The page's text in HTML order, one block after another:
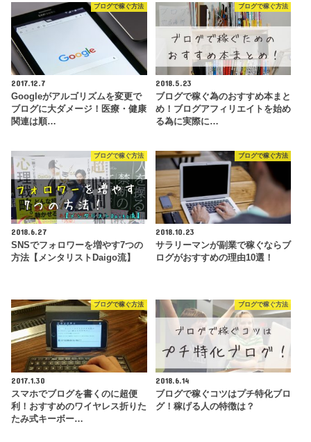
ブログで稼ぐ方法
2017.12.7
Googleがアルゴリズムを変更で
ブログに大ダメージ！医療・健康
関連は順…
ブログで稼ぐ方法
2018.5.23
ブログで稼ぐ為のおすすめ本まと
め！ブログアフィリエイトを始め
る為に実際に…
ブログで稼ぐ方法
2018.6.27
SNSでフォロワーを増やす7つの
方法【メンタリストDaigo流】
ブログで稼ぐ方法
2018.10.23
サラリーマンが副業で稼ぐならブ
ログがおすすめの理由10選！
ブログで稼ぐ方法
2017.1.30
スマホでブログを書くのに超便
利！おすすめのワイヤレス折りた
たみ式キーボー…
ブログで稼ぐ方法
2018.6.14
ブログで稼ぐコツはプチ特化ブロ
グ！稼げる人の特徴は？